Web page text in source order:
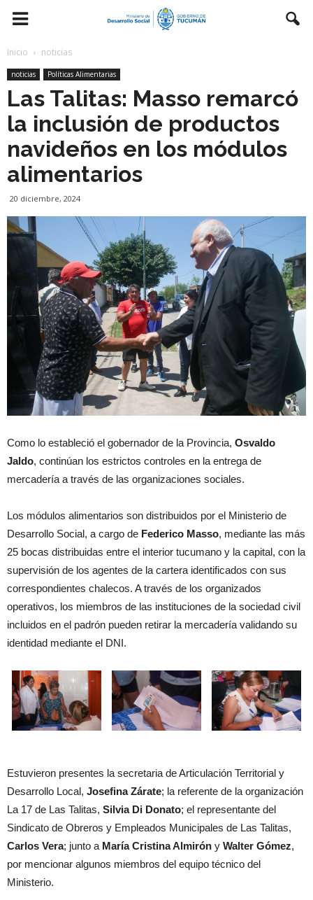
Inicio noticias
noticias Políticas Alimentarias
Las Talitas: Masso remarcó
la inclusión de productos
navideños en los módulos
alimentarios
20 diciembre, 2024
Como lo estableció el gobernador de la Provincia, Osvaldo
Jaldo, continúan los estrictos controles en la entrega de
mercadería a través de las organizaciones sociales.
Los módulos alimentarios son distribuidos por el Ministerio de
Desarrollo Social, a cargo de Federico Masso, mediante las más
25 bocas distribuidas entre el interior tucumano y la capital, con la
supervisión de los agentes de la cartera identificados con sus
correspondientes chalecos. A través de los organizados
operativos, los miembros de las instituciones de la sociedad civil
incluidos en el padrón pueden retirar la mercadería validando su
identidad mediante el DNI.
Estuvieron presentes la secretaria de Articulación Territorial y
Desarrollo Local, Josefina Zárate; la referente de la organización
La 17 de Las Talitas, Silvia Di Donato; el representante del
Sindicato de Obreros y Empleados Municipales de Las Talitas,
Carlos Vera; junto a María Cristina Almirón y Walter Gómez,
por mencionar algunos miembros del equipo técnico del
Ministerio.